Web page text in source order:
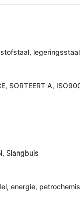
legeringsstaal
SORTEERT A,
Slangbuis
energie,